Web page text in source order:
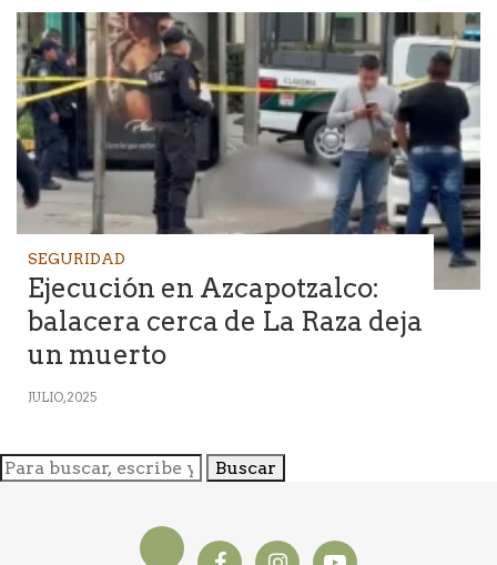
SEGURIDAD
Ejecución en Azcapotzalco:
balacera cerca de La Raza deja
un muerto
JULIO, 2025
Buscar